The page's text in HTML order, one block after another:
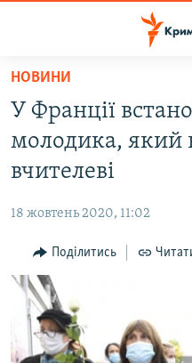
Перейти
основного
матеріалу
до
основної
Перейти
до
пошуку
ВОДА.КРИМ
ВІДЕО ТА ФОТО
БЛОГИ
ПОГЛЯД
ІНТЕРВ'Ю
ВСЕ ЗА ДЕНЬ
СПЕЦПРОЕКТИ
НОВИНИ
У Франції
молодика, який
вчителеві
18 жовтень 2020, 11:02
Поділитись